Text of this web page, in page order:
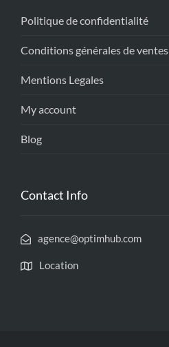
Politique de confidentialité
Conditions générales de ventes
Mentions Legales
My account
Blog
Contact Info
agence@optimhub.com
Location